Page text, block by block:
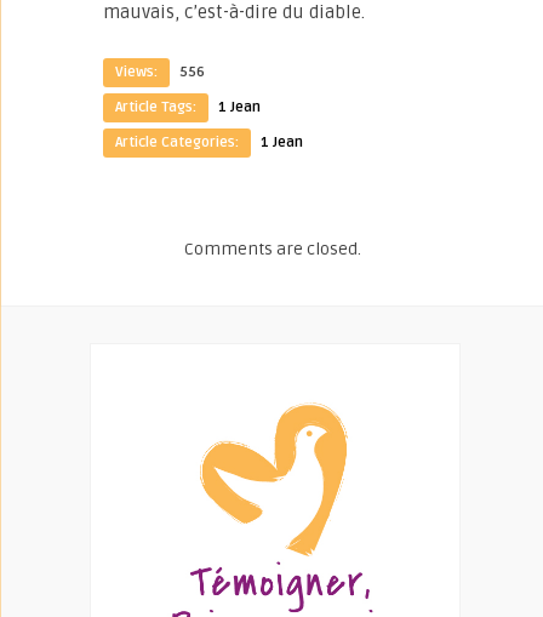
mauvais, c’est-à-dire du diable.
Views:
556
Article Tags:
1 Jean
Article Categories:
1 Jean
Comments are closed.